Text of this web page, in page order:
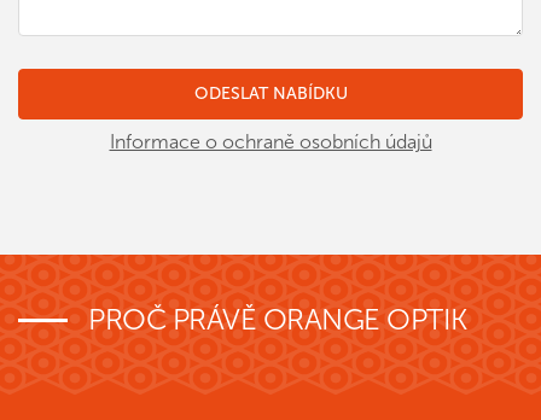
Informace o ochraně osobních údajů
PROČ PRÁVĚ ORANGE OPTIK